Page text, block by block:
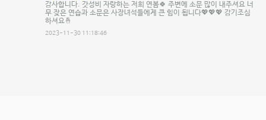
감사합니다. 갓성비 자랑하는 저희 연봄🍀 주변에 소문 많이 내주셔요 너
무 잦은 연습과 소문은 사장녀석들에게 큰 힘이 됩니다💖💖💖 감기조심
하셔요🤞
2023-11-30 11:18:46